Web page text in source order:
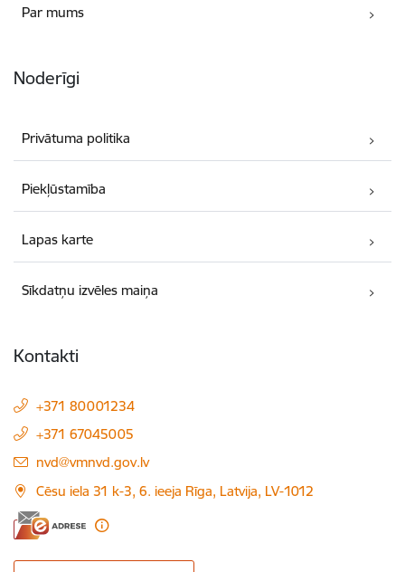
Par mums
Noderīgi
Privātuma politika
Piekļūstamība
Lapas karte
Sīkdatņu izvēles maiņa
Kontakti
+371 80001234
+371 67045005
E-pasts:
nvd@vmnvd.gov.lv
Cēsu iela 31 k-3, 6. ieeja Rīga, Latvija, LV-1012